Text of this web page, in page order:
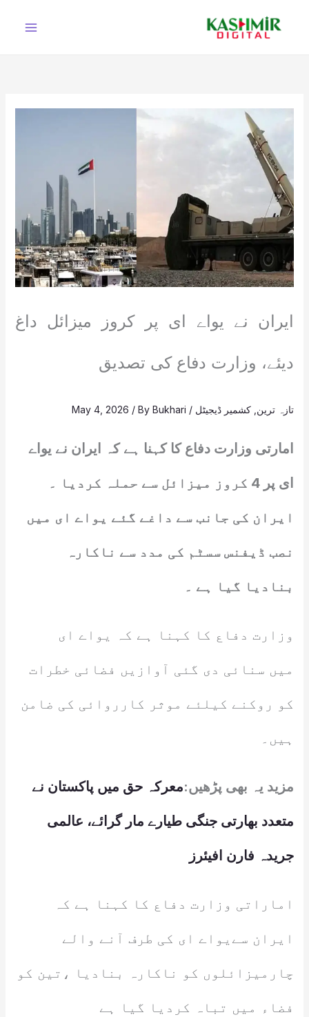
ایران نے یواے ای پر کروز میزائل داغ
دیئے، وزارت دفاع کی تصدیق
تازہ ترین کشمیر ڈیجیٹل /
May 4, 2026 / ByBukhari
امارتی وزارت دفاع کا کہنا ہے کہ ایران نے یواے
ای پر 4 کروز میزائل سے حملہ کردیا ۔
ایران کی جانب سے داغے گئے یواے ای میں
نصب ڈیفنس سسٹم کی مدد سے ناکارہ
بنادیا گیا ہے ۔
وزارت دفاع کا کہنا ہے کہ یواے ای
میں سنائی دی گئی آوازیں فضائی خطرات
کو روکنے کیلئے موثر کارروائی کی ضامن
ہیں۔
مزید یہ بھی پڑھیں:معرکہ حق میں پاکستان نے
متعدد بھارتی جنگی طیارے مار گرائے، عالمی
جریدہ فارن افیئرز
اماراتی وزارت دفاع کا کہنا ہے کہ
ایران سےیواے ای کی طرف آنے والے
چارمیزائلوں کو ناکارہ بنادیا ،تین کو
فضاء میں تباہ کردیا گیا ہے